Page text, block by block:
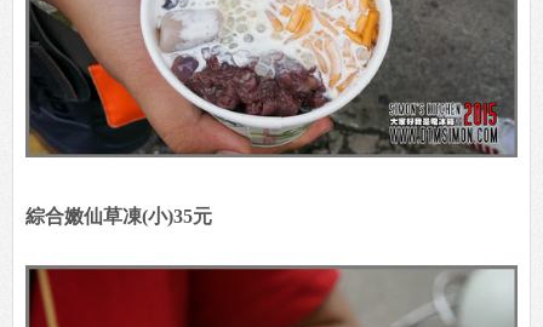
綜合嫩仙草凍(小)35元